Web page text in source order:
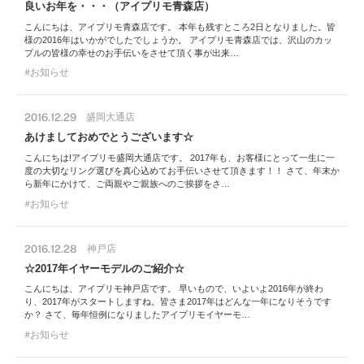
良いお年を・・・（アイプリモ青森店）
こんにちは、アイプリモ青森店です。 本年も残すところ2日となりました。皆
様の2016年はいかがでしたでしょうか。 アイプリモ青森店では、沢山のカッ
プルの皆様の幸せのお手伝いをさせて頂く事が出来…
お知らせ
2016.12.29 盛岡大通店
あけましておめでとうございます☆
こんにちは!アイプリモ盛岡大通店です。 2017年も、お客様にとって一生に一
度の大切なリング選びを真心込めてお手伝いさせて頂きます！！ さて、年末か
ら新年にかけて、ご両親やご親族へのご挨拶をさ…
お知らせ
2016.12.28 神戸店
☆2017年イヤーモデルのご紹介☆
こんにちは、アイプリモ神戸店です。 早いもので、いよいよ2016年が終わ
り、2017年がスタートしますね。皆さま2017年はどんな一年になりそうです
か？ さて、毎年恒例になりましたアイプリモイヤーモ…
お知らせ